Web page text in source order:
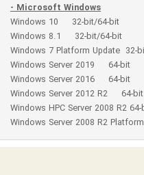
- Microsoft Windows
Windows 10 32-bit/64-bit
Windows 8.1 32-bit/64-bit
Windows 7 Platform Update 32-
Windows Server 2019 64-bit
Windows Server 2016 64-bit
Windows Server 2012 R2 64-bit
Windows HPC Server 2008 R2
Windows Server 2008 R2